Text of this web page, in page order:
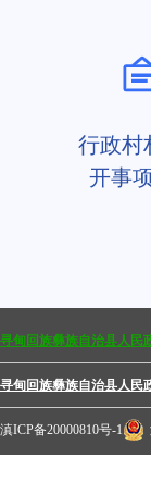
行政村
开事
寻甸回族彝族自治县人民
寻甸回族彝族自治县人民
滇ICP备20000810号-1